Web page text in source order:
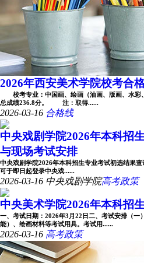
2026年西安美术学院校考合
校考专业：中国画、绘画（油画、版画、水
总成绩236.8分。 注：取得......
2026-03-16 合格线
中央戏剧学院2026年本科招
与现场考试安排
中央戏剧学院2026年本科招生专业考试初选结果
可于即日起登录中央戏......
2026-03-16 中央戏剧学院高考政策
中央美术学院2026年本科招
一、考试日期：2026年3月22日二、考试安排（一
能）、绘画材料等考试用具。考试用......
2026-03-16 高考政策